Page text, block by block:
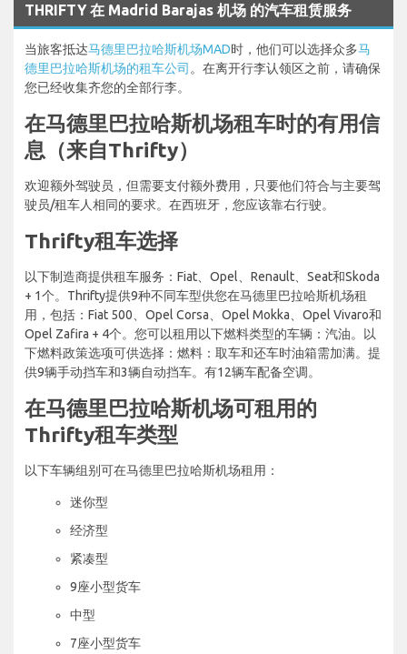
THRIFTY 在 Madrid Barajas 机场 的汽车租赁服务
当旅客抵达马德里巴拉哈斯机场MAD时，他们可以选择众多马
德里巴拉哈斯机场的租车公司 。在离开行李认领区之前，请确保
您已经收集齐您的全部行李。
在马德里巴拉哈斯机场租车时的有用信
息（来自Thrifty）
欢迎额外驾驶员，但需要支付额外费用，只要他们符合与主要驾
驶员/租车人相同的要求。在西班牙，您应该靠右行驶。
Thrifty租车选择
以下制造商提供租车服务：Fiat、Opel、Renault、Seat和Skoda
+ 1个。Thrifty提供9种不同车型供您在马德里巴拉哈斯机场租
用，包括：Fiat 500、Opel Corsa、Opel Mokka、Opel Vivaro和
Opel Zafira + 4个。您可以租用以下燃料类型的车辆：汽油。以
下燃料政策选项可供选择：燃料：取车和还车时油箱需加满。提
供9辆手动挡车和3辆自动挡车。有12辆车配备空调。
在马德里巴拉哈斯机场可租用的
Thrifty租车类型
以下车辆组别可在马德里巴拉哈斯机场租用：
迷你型
经济型
紧凑型
9座小型货车
中型
7座小型货车